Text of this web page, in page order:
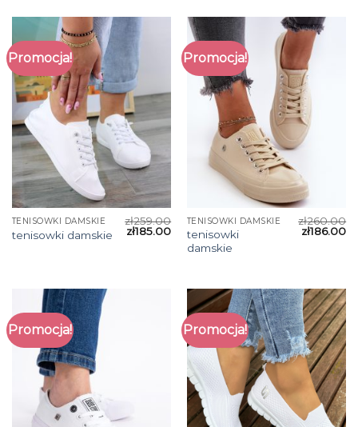
Promocja!
TENISOWKI DAMSKIE
tenisowki damskie
zł259.00
zł185.00
Promocja!
TENISOWKI DAMSKIE
tenisowki
damskie
zł260.00
zł186.00
Promocja! Promocja!